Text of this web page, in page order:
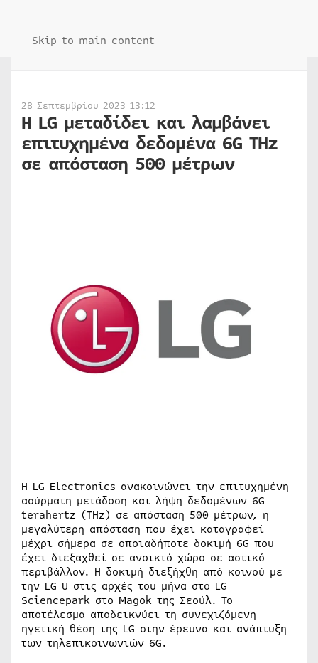
Skip to main content
28 Σεπτεμβρίου 2023 13:12
Η LG μεταδίδει και λαμβάνει
επιτυχημένα δεδομένα 6G THz
σε απόσταση 500 μέτρων
Η LG Electronics ανακοινώνει την επιτυχημένη
ασύρματη μετάδοση και λήψη δεδομένων 6G
terahertz (THz) σε απόσταση 500 μέτρων, η
μεγαλύτερη απόσταση που έχει καταγραφεί
μέχρι σήμερα σε οποιαδήποτε δοκιμή 6G που
έχει διεξαχθεί σε ανοικτό χώρο σε αστικό
περιβάλλον. Η δοκιμή διεξήχθη από κοινού με
την LG U στις αρχές του μήνα στο LG
Sciencepark στο Magok της Σεούλ. Το
αποτέλεσμα αποδεικνύει τη συνεχιζόμενη
ηγετική θέση της LG στην έρευνα και ανάπτυξη
των τηλεπικοινωνιών 6G.